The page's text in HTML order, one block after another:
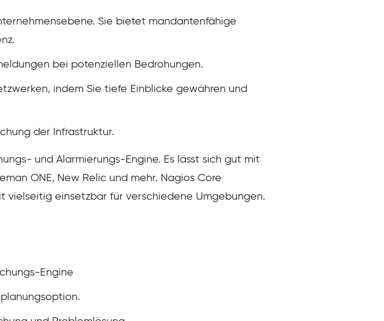
Sie bietet mandantenfähige
bei potenziellen Bedrohungen.
indem Sie tiefe Einblicke gewähren und
der Infrastruktur.
und Alarmierungs-Engine. Es lässt sich gut mit
ONE, New Relic und mehr. Nagios Core
einsetzbar für verschiedene Umgebungen.
Engine